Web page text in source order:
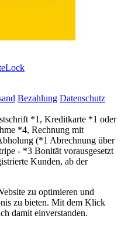
Bezahlung Datenschutz
*1, Kreditkarte *1 oder
*4, Rechnung mit
(*1 Abrechnung über
- *3 Bonität vorausgesetzt
Kunden, ab der
zu optimieren und
zu bieten. Mit dem Klick
damit einverstanden.